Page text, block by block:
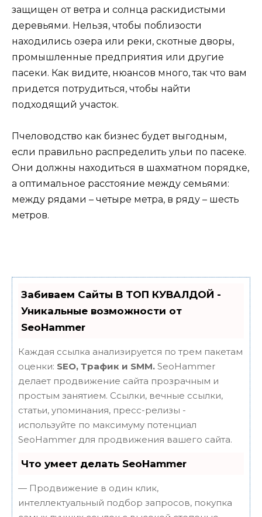
защищен от ветра и солнца раскидистыми
деревьями. Нельзя, чтобы поблизости
находились озера или реки, скотные дворы,
промышленные предприятия или другие
пасеки. Как видите, нюансов много, так что вам
придется потрудиться, чтобы найти
подходящий участок.
Пчеловодство как бизнес будет выгодным,
если правильно распределить ульи по пасеке.
Они должны находиться в шахматном порядке,
а оптимальное расстояние между семьями:
между рядами – четыре метра, в ряду – шесть
метров.
Забиваем Сайты В ТОП КУВАЛДОЙ -
Уникальные возможности от
SeoHammer
Каждая ссылка анализируется по трем пакетам
оценки: SEO, Трафик и SMM. SeoHammer
делает продвижение сайта прозрачным и
простым занятием. Ссылки, вечные ссылки,
статьи, упоминания, пресс-релизы -
используйте по максимуму потенциал
SeoHammer для продвижения вашего сайта.
Что умеет делать SeoHammer
— Продвижение в один клик,
интеллектуальный подбор запросов, покупка